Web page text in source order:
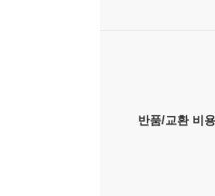
반품/교환 비용